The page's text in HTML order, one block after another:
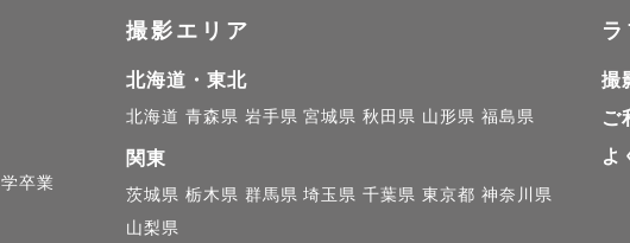
　自己紹介　】
京育ち。高校までは野球、大学はラクロスに打ち込み、昨年まで
の総合職として働いていました。
近、兄の子どもが生まれ、姪っ子に溺愛中です！
卒業
撮影エリア
北海道・東北
北海道 青森県 岩手県 宮城県 秋田県 山形県 福島県
関東
茨城県 栃木県 群馬県 埼玉県 千葉県 東京都 神奈川県
山梨県
撮
ご
よ